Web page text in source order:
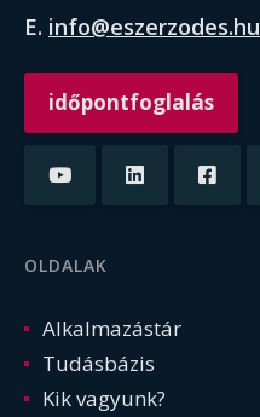
E. info@eszerzodes.hu
időpontfoglalás
OLDALAK
Alkalmazástár
Tudásbázis
Kik vagyunk?